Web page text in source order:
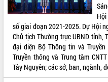
ĐIỂM TIN VĂN BẢN
QUY HOẠCH - KẾ HOẠCH
số giai đoạn 2021-2025. Dự Hội
Chủ tịch Thường trực UBND tỉnh,
đại diện Bộ Thông tin và
Truyền thông và Trung tâm
Tây Nguyên; các sở, ban, ngành,